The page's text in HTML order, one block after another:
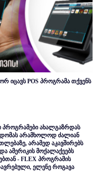
იცავს POS პროგრამა თქვენს
პროგრამები ახალგაზრდას
არამხოლოდ ძალიან
არამედ აკავშირებს
ამერიკის მოქალაქეებს
- FLEX პროგრამის
ელენე როგავა